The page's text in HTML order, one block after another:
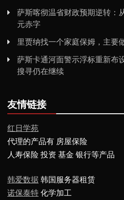
萨斯喀彻温省财政预期逆转：
元赤字
里贾纳找一个家庭保姆，主要
萨斯卡通河面警示浮标重新
搜寻仍在继续
友情链接
红日学苑
代理的产品有 房屋保险
人寿保险 投资 基金 银行等产品
韩爱数据 韩国服务器租赁
诺保泰特 化学加工